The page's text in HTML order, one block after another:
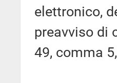
elettronico,
preavviso di
49, comma